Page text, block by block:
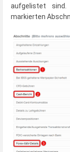
aufgelistet
markierten